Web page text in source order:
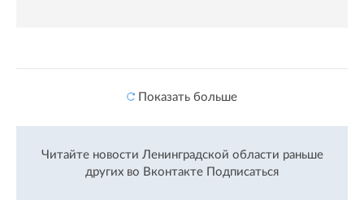
Показать больше
Читайте новости Ленинградской области раньше
других во Вконтакте Подписаться